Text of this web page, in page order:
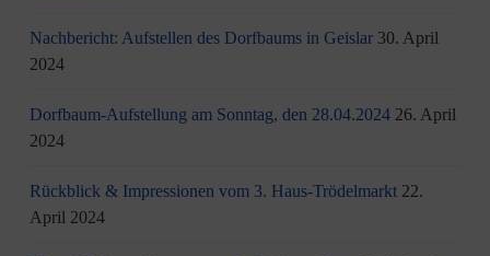
Nachbericht: Aufstellen des Dorfbaums in Geislar 30. April
2024
Dorfbaum-Aufstellung am Sonntag, den 28.04.2024 26. April
2024
Rückblick & Impressionen vom 3. Haus-Trödelmarkt 22.
April 2024